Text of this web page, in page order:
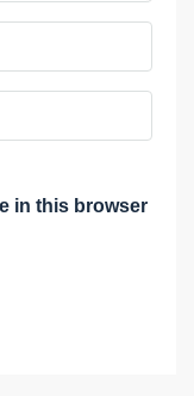
in this browser